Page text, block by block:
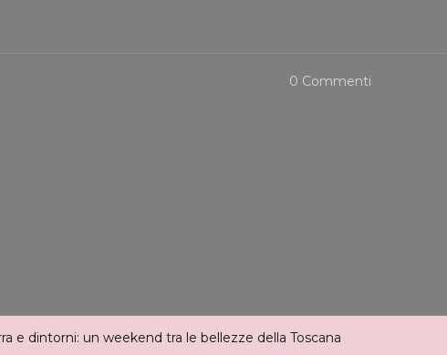
0 Commenti
Della
e dintorni: un weekend tra le bellezze della Toscana